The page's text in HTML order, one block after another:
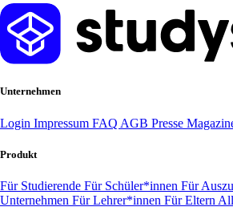
Unternehmen
Login Impressum FAQ AGB Presse
Produkt
Für Studierende Für Schüler*innen Für
Unternehmen Für Lehrer*innen Für Eltern